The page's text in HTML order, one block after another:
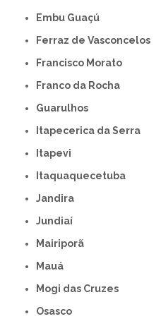
Embu Guaçú
Ferraz de Vasconcelos
Francisco Morato
Franco da Rocha
Guarulhos
Itapecerica da Serra
Itapevi
Itaquaquecetuba
Jandira
Jundiaí
Mairiporã
Mauá
Mogi das Cruzes
Osasco